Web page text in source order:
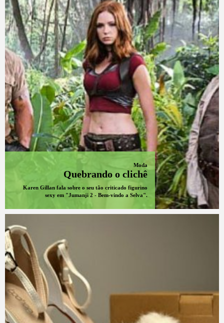
Moda
Quebrando o clichê
Karen Gillan fala sobre o seu tão criticado figurino
sexy em "Jumanji 2 - Bem-vindo a Selva".